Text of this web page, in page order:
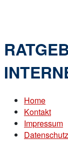
Home
Kontakt
Impressum
Datenschutz